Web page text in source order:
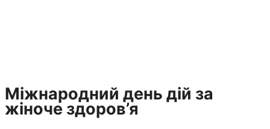
Міжнародний день дій за
жіноче здоров’я